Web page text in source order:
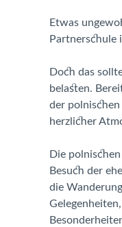
Etwas
Partnerschule
Doch das
belasten.
der
herzlicher
Die
Besuch der
die